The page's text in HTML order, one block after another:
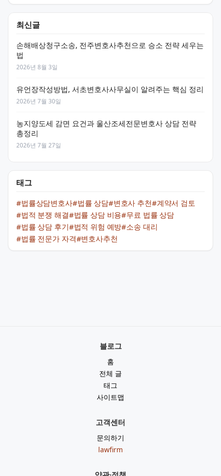
최신글
손해배상청구소송, 전주변호사추천으로 승소 전략 세우는
법
2026년 8월 3일
유언장작성방법, 서초변호사사무실이 알려주는 핵심 정리
2026년 7월 30일
농지양도세 감면 요건과 울산조세전문변호사 상담 전략
총정리
2026년 7월 27일
태그
#법률상담변호사#법률 상담#변호사 추천#계약서 검토
#법적 분쟁 해결#법률 상담 비용#무료 법률 상담
#법률 상담 후기#법적 위험 예방#소송 대리
#법률 전문가 자격#변호사추천
블로그
홈
전체 글
태그
사이트맵
고객센터
문의하기
lawfirm